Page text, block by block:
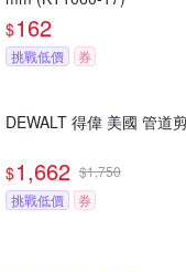
$162
挑戰低價 券
DEWALT 得偉 美國 管道
$1,662 $1,750
挑戰低價
券